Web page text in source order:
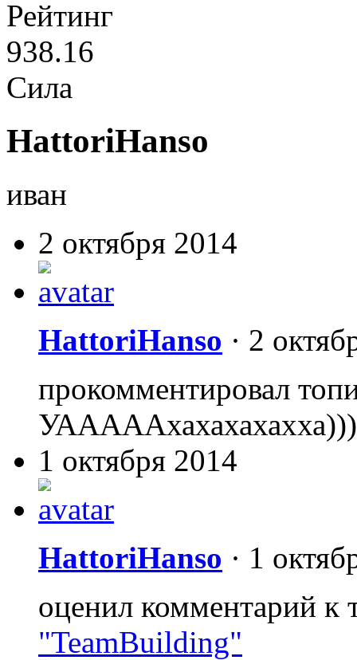
Рейтинг
938.16
Сила
HattoriHanso
иван
2 октября 2014
HattoriHanso · 2
прокомментировал
УАААААхахахахахха)))
1 октября 2014
HattoriHanso · 1
оценил комментарий к
"TeamBuilding"